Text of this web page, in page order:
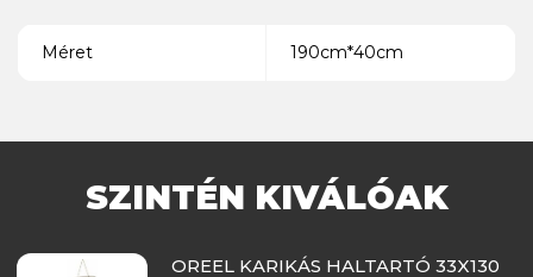
Méret 190cm*40cm
SZINTÉN KIVÁLÓAK
OREEL KARIKÁS HALTARTÓ 33X130